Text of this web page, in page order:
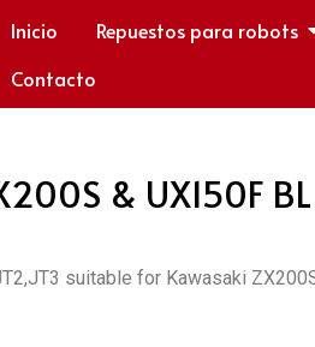
Inicio Repuestos para robots
Contacto
& UX150F
suitable for Kawasaki